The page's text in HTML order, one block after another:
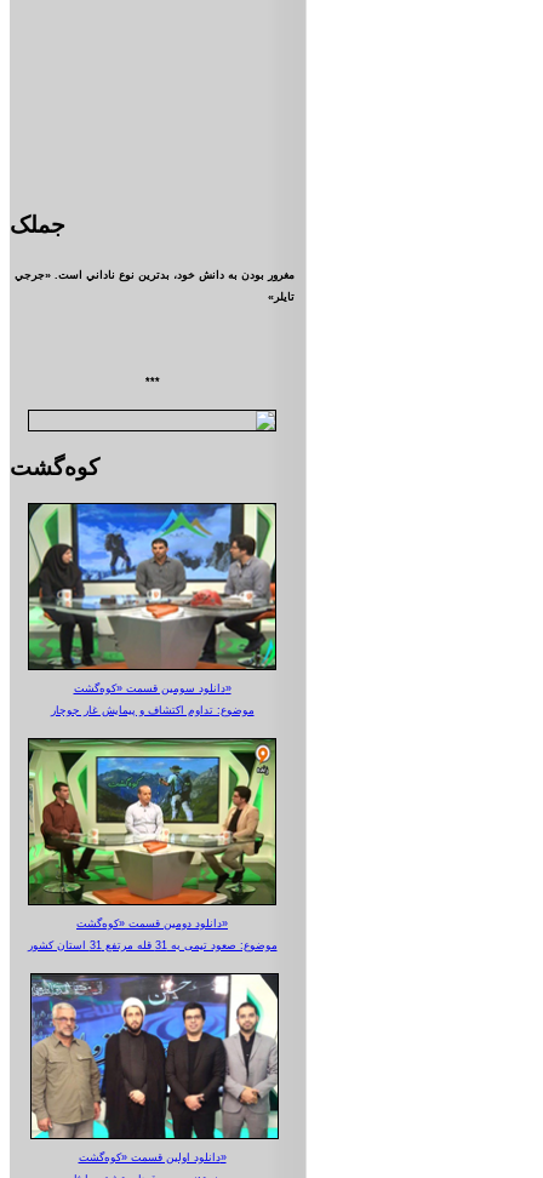
جملک
مغرور بودن به دانش خود، بدترين نوع ناداني است. «جرجي
تايلر»
***
کوه‌گشت
دانلود سومین قسمت «کوه‌گشت»
موضوع: تداوم اکتشاف و پیمایش غار جوجار
دانلود دومین قسمت «کوه‌گشت»
موضوع: صعود تیمی به 31 قله مرتفع 31 استان کشور
دانلود اولین قسمت «کوه‌گشت»